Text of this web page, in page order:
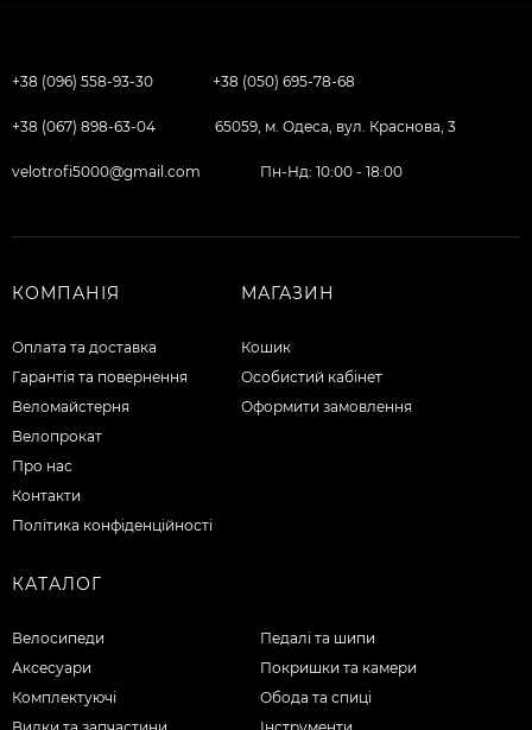
+38 (096) 558-93-30 +38 (050) 695-78-68
+38 (067) 898-63-04 65059, м. Одеса, вул. Краснова, 3
velotrofi5000@gmail.com Пн-Нд: 10:00 - 18:00
КОМПАНІЯ
Оплата та доставка
Гарантія та повернення
Веломайстерня
Велопрокат
Про нас
Контакти
Політика конфіденційності
МАГАЗИН
Кошик
Особистий кабінет
Оформити замовлення
КАТАЛОГ
Велосипеди
Аксесуари
Комплектуючі
Педалі та шипи
Покришки та камери
Обода та спиці